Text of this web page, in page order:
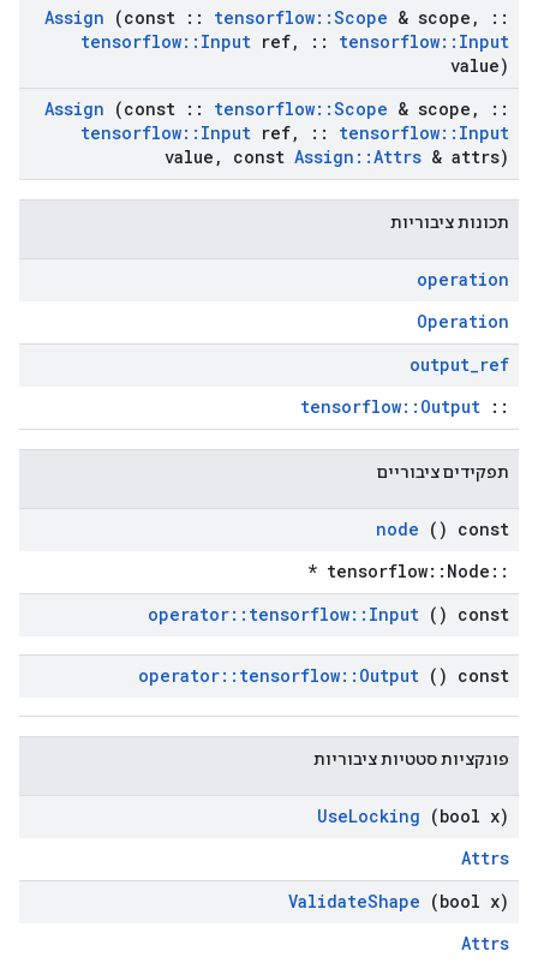
Assign (const :: tensorflow::Scope & scope ,
::
tensorflow:: Input ref, :: tensorflow:: Input
value)
Assign (const :: tensorflow::Scope & scope ,
::
tensorflow:: Input ref, :: tensorflow:: Input
value , const Assign ::Attrs & attrs)
תכונות ציבוריות
operation
Operation
output_ref
::
tensorflow::Output
תפקידים ציבוריים
node () const
::tensorflow::Node *
operator:: tensorflow:: Input () const
operator:: tensorflow:: Output () const
פונקציות סטטיות ציבוריות
UseLocking (bool x)
Attrs
ValidateShape (bool x)
Attrs